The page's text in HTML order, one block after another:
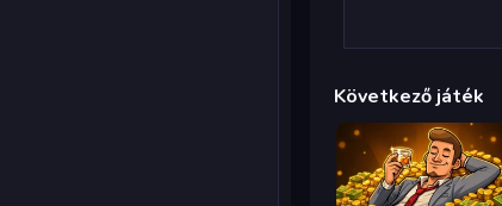
Következő játék